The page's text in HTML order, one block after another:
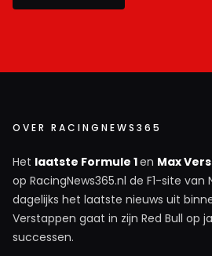
OVER RACINGNEWS365
Het laatste Formule 1en Max
op RacingNews365.nl de F1-site
dagelijks het laatste nieuws uit
Verstappen gaat in zijn Red Bull op
successen.